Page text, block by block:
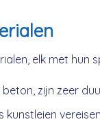
elk met hun
zijn zeer